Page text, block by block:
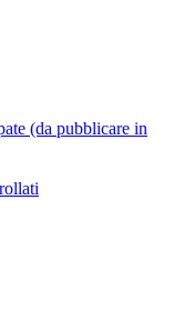
(da pubblicare in